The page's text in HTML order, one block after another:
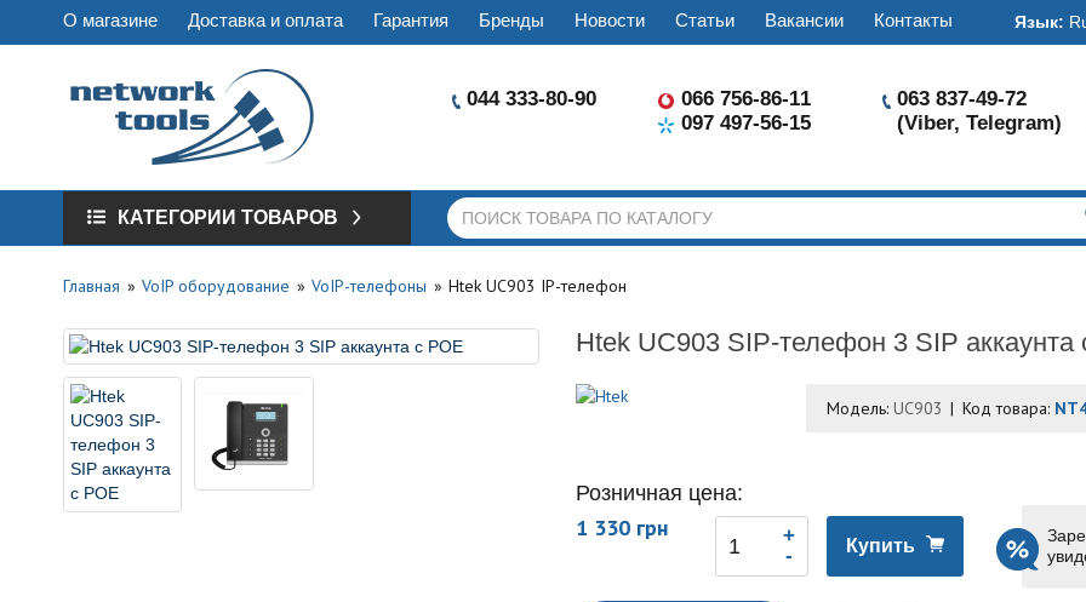
О магазине Доставка и оплата Гарантия Бренды Новости Статьи Вакансии Контакты Язык:
044 333-80-90
066 756-86-11
097 497-56-15
063 837-49-72
(Viber, Telegram)
КАТЕГОРИИ ТОВАРОВ
Главная VoIP оборудование VoIP-телефоны Htek UC903 IP-телефон
Htek UC903 SIP-телефон 3 SIP аккаунта
Модель:UC903 Код товара:
Розничная цена:
1 330 грн
Купить